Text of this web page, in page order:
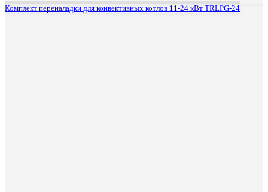
Комплект переналадки для конвективных котлов 11-24 кВт TRLPG-24